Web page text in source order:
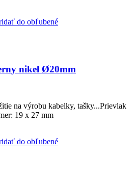
do obľubené
nikel Ø20mm
na výrobu kabelky, tašky...Prievlak
19 x 27 mm
do obľubené